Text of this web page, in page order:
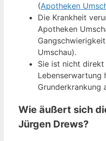
(Apotheken
Die Krankheit
Apotheken
Umschau).
Sie ist nicht
Lebenserwartung
Grunderkrankung
Wie äußert sich
Jürgen Drews?